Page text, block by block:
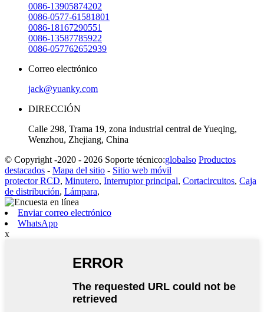
0086-13905874202
0086-0577-61581801
0086-18167290551
0086-13587785922
0086-057762652939
Correo electrónico
jack@yuanky.com
DIRECCIÓN
Calle 298, Trama 19, zona industrial central de Yueqing,
Wenzhou, Zhejiang, China
© Copyright -2020 - 2026 Soporte técnico:globalso Productos
destacados - Mapa del sitio - Sitio web móvil
protector RCD, Minutero, Interruptor principal, Cortacircuitos, Caja
de distribución, Lámpara,
Enviar correo electrónico
WhatsApp
x